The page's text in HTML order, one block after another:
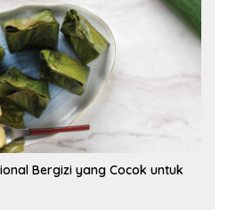
Bergizi yang Cocok untuk